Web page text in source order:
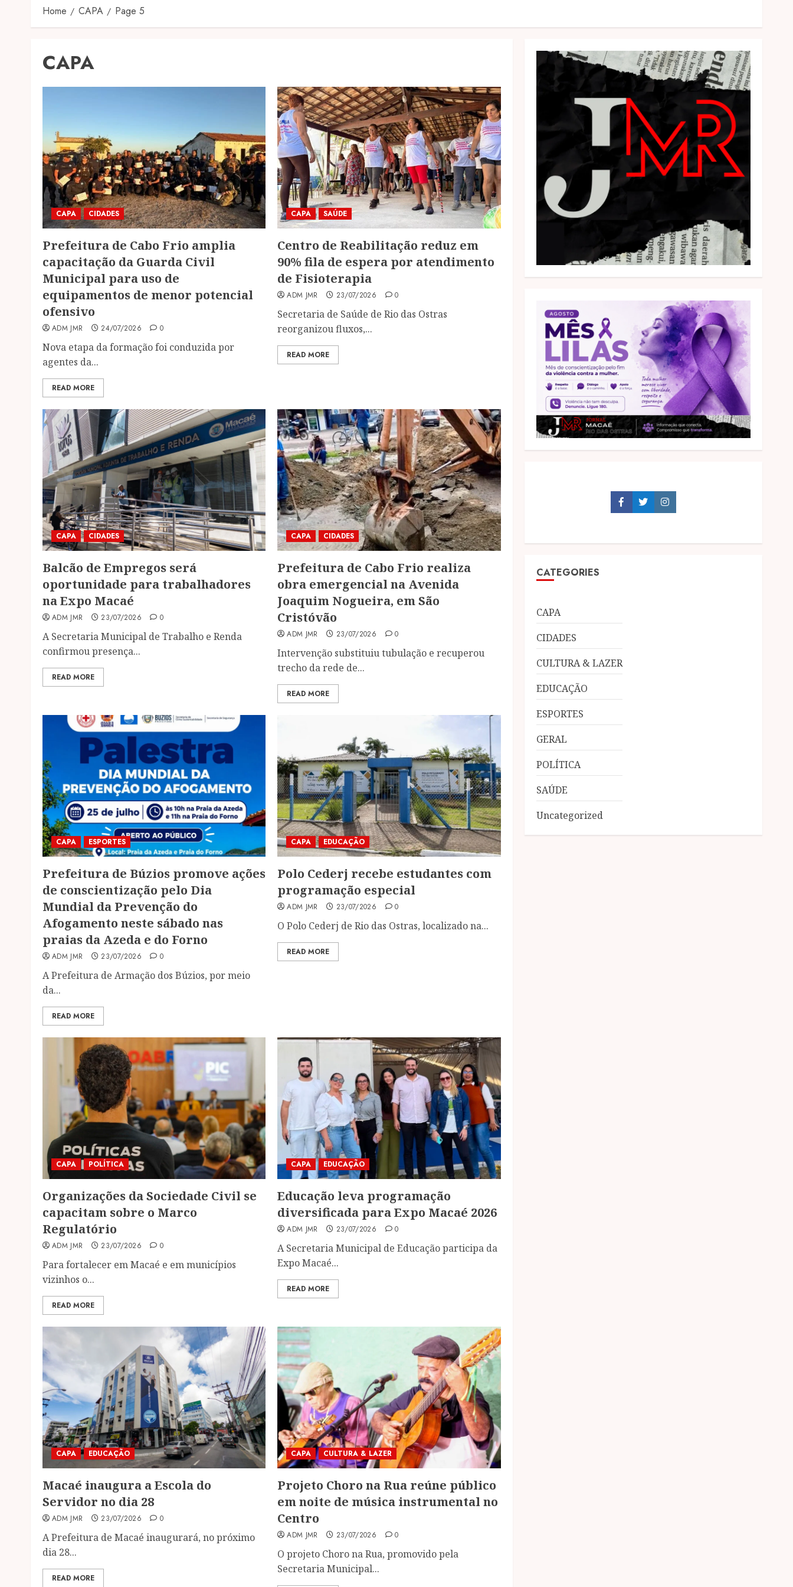
Home CAPA Page 5
CAPA
CAPA CIDADES
Prefeitura de Cabo Frio amplia
capacitação da Guarda Civil
Municipal para uso de
equipamentos de menor potencial
ofensivo
ADM JMR 24/07/2026 0
Nova etapa da formação foi conduzida por
agentes da...
READ MORE
CAPA SAÚDE
Centro de Reabilitação reduz em
90% fila de espera por atendimento
de Fisioterapia
ADM JMR 23/07/2026 0
Secretaria de Saúde de Rio das Ostras
reorganizou fluxos,...
READ MORE
CAPA CIDADES
Balcão de Empregos será
oportunidade para trabalhadores
na Expo Macaé
ADM JMR 23/07/2026 0
A Secretaria Municipal de Trabalho e Renda
confirmou presença...
READ MORE
CAPA CIDADES
Prefeitura de Cabo Frio realiza
obra emergencial na Avenida
Joaquim Nogueira, em São
Cristóvão
ADM JMR 23/07/2026 0
Intervenção substituiu tubulação e recuperou
trecho da rede de...
READ MORE
CAPA ESPORTES
Prefeitura de Búzios promove ações
de conscientização pelo Dia
Mundial da Prevenção do
Afogamento neste sábado nas
praias da Azeda e do Forno
ADM JMR 23/07/2026 0
A Prefeitura de Armação dos Búzios, por meio
da...
READ MORE
CAPA EDUCAÇÃO
Polo Cederj recebe estudantes com
programação especial
ADM JMR 23/07/2026 0
O Polo Cederj de Rio das Ostras, localizado na...
READ MORE
CAPA POLÍTICA
Organizações da Sociedade Civil se
capacitam sobre o Marco
Regulatório
ADM JMR 23/07/2026 0
Para fortalecer em Macaé e em municípios
vizinhos o...
READ MORE
CAPA EDUCAÇÃO
Educação leva programação
diversificada para Expo Macaé 2026
ADM JMR 23/07/2026 0
A Secretaria Municipal de Educação participa da
Expo Macaé...
READ MORE
CAPA EDUCAÇÃO
Macaé inaugura a Escola do
Servidor no dia 28
ADM JMR 23/07/2026 0
A Prefeitura de Macaé inaugurará, no próximo
dia 28...
READ MORE
CAPA CULTURA & LAZER
Projeto Choro na Rua reúne público
em noite de música instrumental no
Centro
ADM JMR 23/07/2026 0
O projeto Choro na Rua, promovido pela
Secretaria Municipal...
Facebook
TwitterInstagram
CATEGORIES
CAPA
CIDADES
CULTURA & LAZER
EDUCAÇÃO
ESPORTES
GERAL
POLÍTICA
SAÚDE
Uncategorized